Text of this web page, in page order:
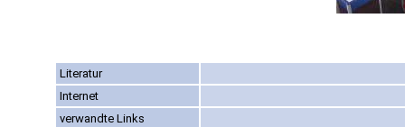
Literatur
Internet
verwandte Links